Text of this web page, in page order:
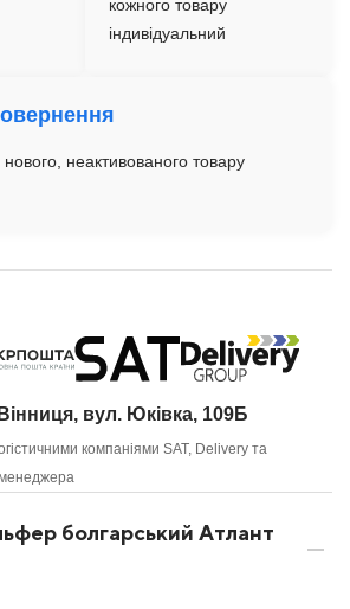
кожного товару
індивідуальний
неактивованого товару
вул. Юківка, 109Б
компаніями SAT, Delivery та
болгарський Атлант